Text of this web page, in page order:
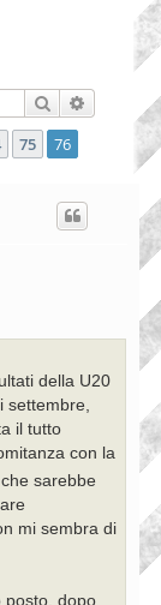
Cerca Ricerca
75 76
della U20
il tutto
con la
sarebbe
mi sembra di
posto, dopo